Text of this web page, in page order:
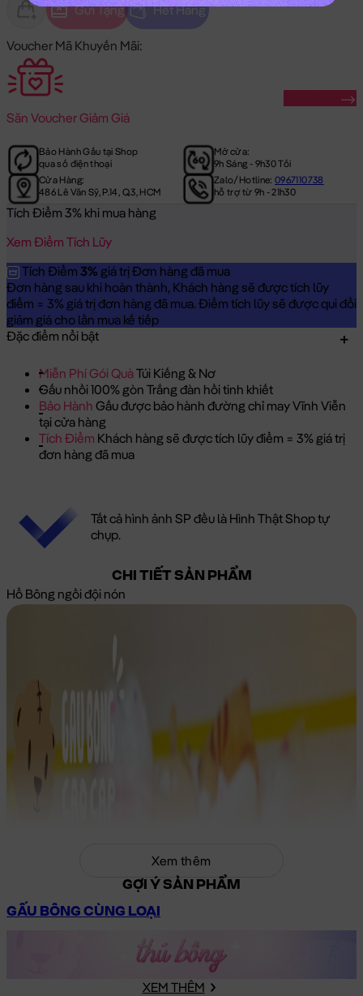
Gửi Tặng Hết Hàng
Voucher Mã Khuyến Mãi:
Săn Voucher Giảm Giá
Bảo Hành Gấu tại Shop
qua số điện thoại
Mở cửa:
9h Sáng - 9h30 Tối
Cửa Hàng:
486 Lê Văn Sỹ, P.14, Q.3, HCM
Zalo/Hotline:0967110738
hỗ trợ từ 9h - 21h30
Tích Điểm 3% khi mua hàng
Xem Điểm Tích Lũy
Tích Điểm 3% giá trị Đơn hàng đã mua
Đơn hàng sau khi hoàn thành, Khách hàng sẽ được tích lũy
điểm = 3% giá trị đơn hàng đã mua. Điểm tích lũy sẽ được qui đổi
giảm giá cho lần mua kế tiếp
Đặc điểm nổi bật
Miễn Phí Gói QuàTúi Kiếng & Nơ
Gấu nhồi 100% gòn Trắng đàn hồi tinh khiết
Bảo Hành Gấu được bảo hành đường chỉ may Vĩnh Viễn
tại cửa hàng
Tích Điểm Khách hàng sẽ được tích lũy điểm = 3% giá trị
đơn hàng đã mua
Tất cả hình ảnh SP đều là Hình Thật Shop tự
chụp.
CHI TIẾT SẢN PHẨM
Hổ Bông ngồi đội nón
Xem thêm
GỢI Ý SẢN PHẨM
GẤU BÔNG CÙNG LOẠI
XEM THÊM